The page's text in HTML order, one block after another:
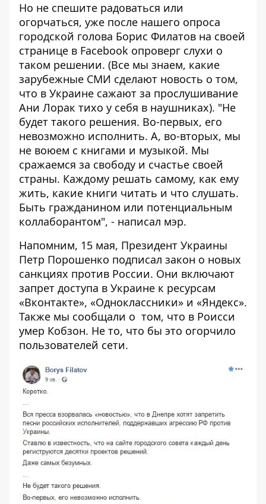
Но не спешите радоваться или
огорчаться, уже после нашего опроса
городской голова Борис Филатов на своей
странице в Facebook опроверг слухи о
таком решении. (Все мы знаем, какие
зарубежные СМИ сделают новость о том,
что в Украине сажают за прослушивание
Ани Лорак тихо у себя в наушниках). "Не
будет такого решения. Во-первых, его
невозможно исполнить. А, во-вторых, мы
не воюем с книгами и музыкой. Мы
сражаемся за свободу и счастье своей
страны. Каждому решать самому, как ему
жить, какие книги читать и что слушать.
Быть гражданином или потенциальным
коллаборантом", - написал мэр.
Напомним, 15 мая, Президент Украины
Петр Порошенко подписал закон о новых
санкциях против России. Они включают
запрет доступа в Украине к ресурсам
«Вконтакте», «Одноклассники» и «Яндекс».
Также мы сообщали о том, что в Роисси
умер Кобзон. Не то, что бы это огорчило
пользователей сети.